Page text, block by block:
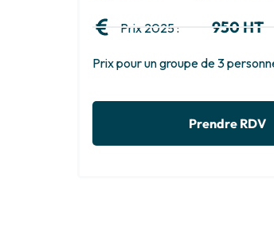
Prix 2025 : 950 HT
Prix pour un groupe de 3
Prendre RDV